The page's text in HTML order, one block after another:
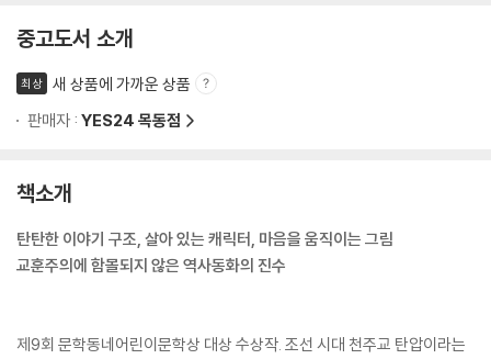
중고도서 소개
최상
새 상품에 가까운 상품
판매자 : YES24 목동점
책소개
탄탄한 이야기 구조, 살아 있는 캐릭터, 마음을 움직이는 그림
교훈주의에 함몰되지 않은 역사동화의 진수
제9회 문학동네어린이문학상 대상 수상작. 조선 시대 천주교 탄압이라는